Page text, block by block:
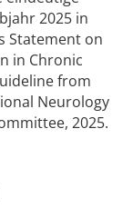
2025 in
Statement on
in Chronic
from
Neurology
2025.